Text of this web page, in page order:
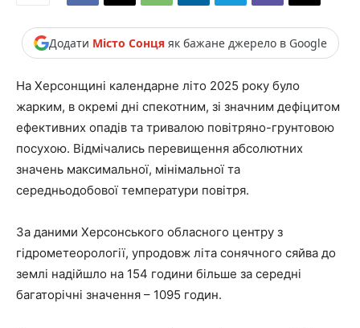
Додати Місто Сонцяяк бажане джерело в Google
На Херсонщині календарне літо 2025 року було
жарким, в окремі дні спекотним, зі значним дефіцитом
ефективних опадів та тривалою повітряно-грунтовою
посухою. Відмічались перевищення абсолютних
значень максимальної, мінімальної та
середньодобової температури повітря.
За даними Херсонського обласного центру з
гідрометеорології, упродовж літа сонячного сяйва до
землі надійшло на 154 години більше за середні
багаторічні значення – 1095 годин.